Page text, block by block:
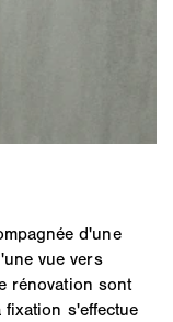
d'une
vue vers
rénovation sont
s'effectue